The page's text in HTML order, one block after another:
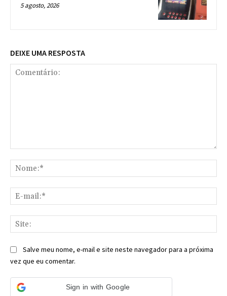
5 agosto, 2026
DEIXE UMA RESPOSTA
Salve meu nome, e-mail e site neste navegador para a próxima
vez que eu comentar.
Sign in with Google